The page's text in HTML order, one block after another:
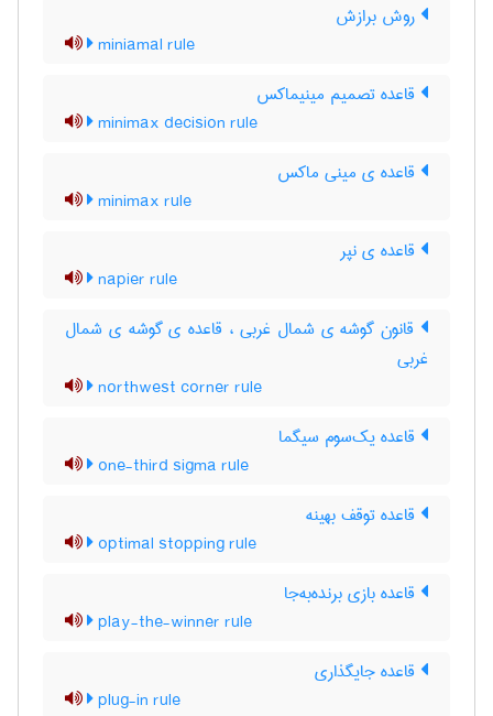
روش برازش
miniamal rule
قاعده تصمیم مینیماکس
minimax decision rule
قاعده ی مینی ماکس
minimax rule
قاعده ی نپر
napier rule
قانون گوشه ی شمال غربی ، قاعده ی گوشه ی شمال
غربی
northwest corner rule
قاعده یک‌سوم سیگما
one-third sigma rule
قاعده توقف بهینه
optimal stopping rule
قاعده بازی برنده‌به‌جا
play-the-winner rule
قاعده جایگذاری
plug-in rule